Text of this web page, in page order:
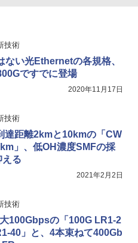
技術
ない光Ethernetの各規格、
ですでに登場
2020年11月17日
技術
達距離2kmと10kmの「CW
」、低OH濃度SMFの採
える
2021年2月2日
技術
100Gbpsの「100G LR1-2
40」と、4本束ねて400Gb